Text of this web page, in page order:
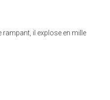
il explose en mille